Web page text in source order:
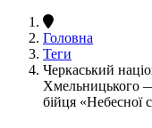
Головна
Теги
Черкаський
Хмельницького
бійця «Небесної